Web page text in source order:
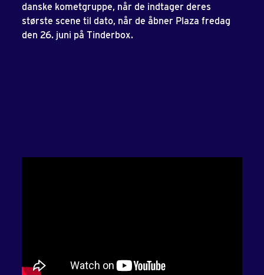
danske kometgruppe, når de indtager deres
største scene til dato, når de åbner Plaza fredag
den 26. juni på Tinderbox.